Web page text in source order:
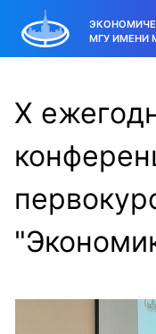
МГУ ИМЕНИ
X